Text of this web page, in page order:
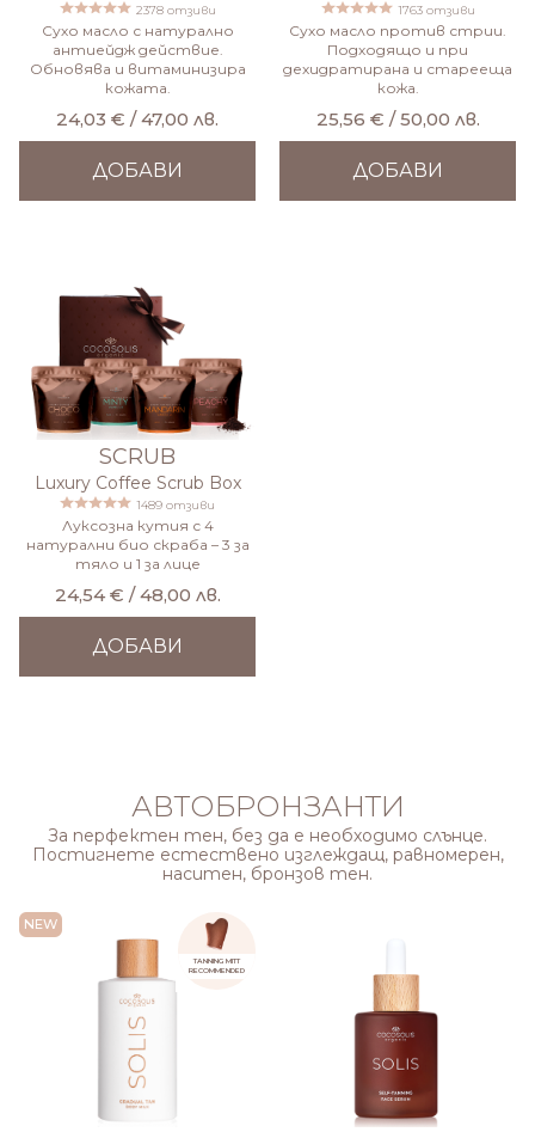
2378 отзиви
Сухо масло с натурално
антиейдж действие.
Обновява и витаминизира
кожата.
24,03 € / 47,00 лв.
ДОБАВИ
1763 отзиви
Сухо масло против стрии.
Подходящо и при
дехидратирана и старееща
кожа.
25,56 € / 50,00 лв.
ДОБАВИ
SCRUB
Luxury Coffee Scrub Box
1489 отзиви
Луксозна кутия с 4
натурални био скраба – 3 за
тяло и 1 за лице
24,54 € / 48,00 лв.
ДОБАВИ
АВТОБРОНЗАНТИ
За перфектен тен, без да е необходимо слънце.
Постигнете естествено изглеждащ, равномерен,
наситен, бронзов тен.
NEW
TANNING MITT
RECOMMENDED